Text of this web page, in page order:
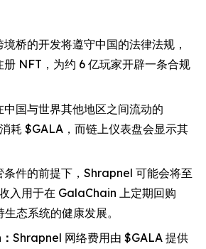
境桥的开发将遵守中国的法律法规，
册 NFT，为约 6 亿玩家开辟一条合规
中国与世界其他地区之间流动的
耗 $GALA，而链上仪表盘会显示其
条件的前提下，Shrapnel 可能会将至
入用于在 GalaChain 上定期回购
态系统的健康发展。
Shrapnel 网络费用由 $GALA 提供